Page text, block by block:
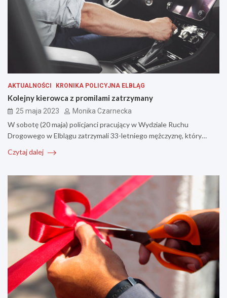
AKTUALNOŚCI KRONIKA POLICYJNA ELBLĄG
Kolejny kierowca z promilami zatrzymany
25 maja 2023 Monika Czarnecka
W sobotę (20 maja) policjanci pracujący w Wydziale Ruchu
Drogowego w Elblągu zatrzymali 33-letniego mężczyznę, który…
Czytaj dalej